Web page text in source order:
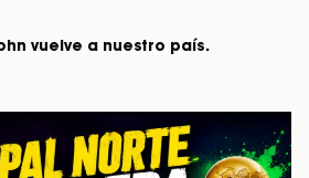
vuelve a nuestro país.